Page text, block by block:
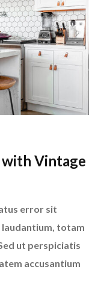
Vintage
error sit
totam
ut perspiciatis
accusantium